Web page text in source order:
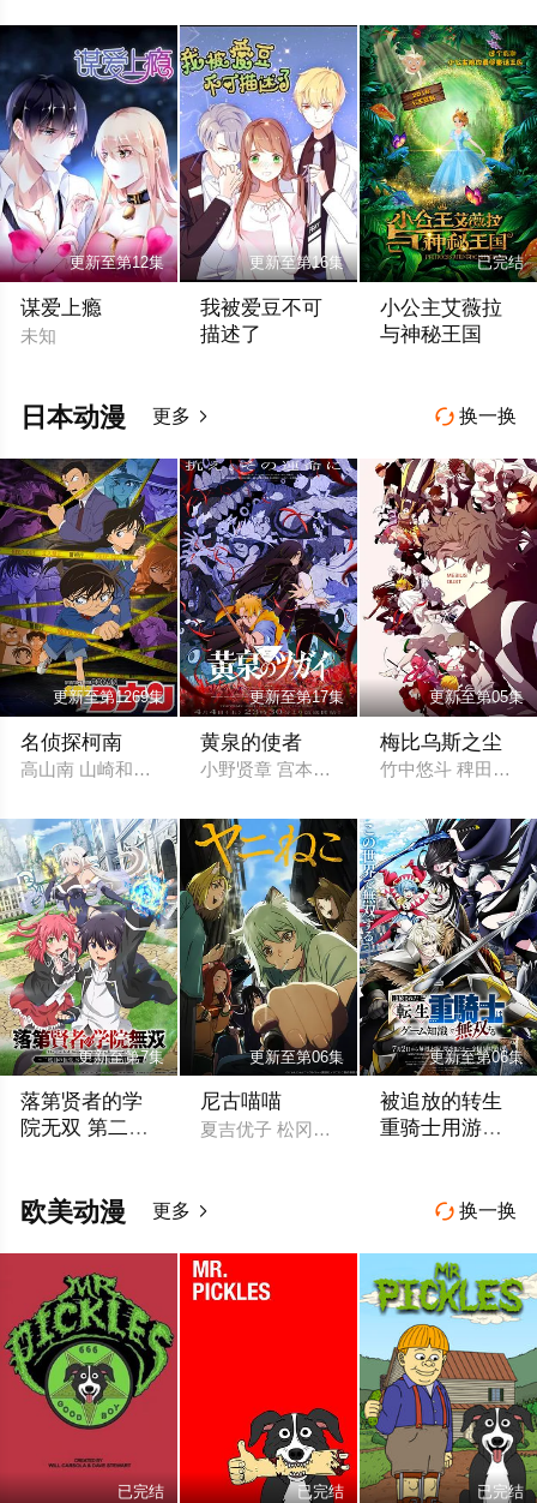
更新至第12集
谋爱上瘾
未知
更新至第16集
我被爱豆不可
描述了
已完结
小公主艾薇拉
与神秘王国
 换一换
日本动漫 更多 
更新至第1269集
名侦探柯南
高山南 山崎和佳奈 神谷明 小山力也 林原惠美 山口胜平 田中秀
更新至第17集
黄泉的使者
小野贤章 宫本侑芽 中村悠一 久野美咲
更新至第05集
梅比乌斯之尘
竹中悠斗 稗田宁宁
更新至第7集
落第贤者的学
院无双 第二回
记
更新至第06集
尼古喵喵
夏吉优子 松冈美里 船户百合绘 清水彩香
更新至第06集
被追放的转生
重骑士用游戏
 换一换
欧美动漫 更多 
已完结 已完结 已完结